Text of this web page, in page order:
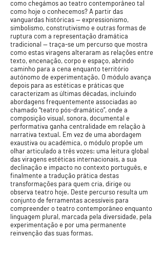
como chegámos ao teatro contemporâneo tal
como hoje o conhecemos? A partir das
vanguardas históricas — expressionismo,
simbolismo, construtivismo e outras formas de
ruptura com a representação dramática
tradicional — traça-se um percurso que mostra
como estas viragens alteraram as relações entre
texto, encenação, corpo e espaço, abrindo
caminho para a cena enquanto território
autónomo de experimentação. O módulo avança
depois para as estéticas e práticas que
caracterizam as últimas décadas, incluindo
abordagens frequentemente associadas ao
chamado “teatro pós-dramático”, onde a
composição visual, sonora, documental e
performativa ganha centralidade em relação à
narrativa textual. Em vez de uma abordagem
exaustiva ou académica, o módulo propõe um
olhar articulado a três vozes: uma leitura global
das viragens estéticas internacionais, a sua
declinação e impacto no contexto português, e
finalmente a tradução prática destas
transformações para quem cria, dirige ou
observa teatro hoje. Deste percurso resulta um
conjunto de ferramentas acessíveis para
compreender o teatro contemporâneo enquanto
linguagem plural, marcada pela diversidade, pela
experimentação e por uma permanente
reinvenção das suas formas.